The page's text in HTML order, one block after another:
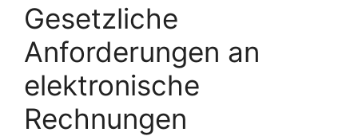
Gesetzliche
Anforderungen an
elektronische
Rechnungen